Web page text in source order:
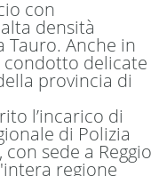
con
densità
Tauro. Anche in
condotto delicate
provincia di
l’incarico di
di Polizia
sede a Reggio
regione